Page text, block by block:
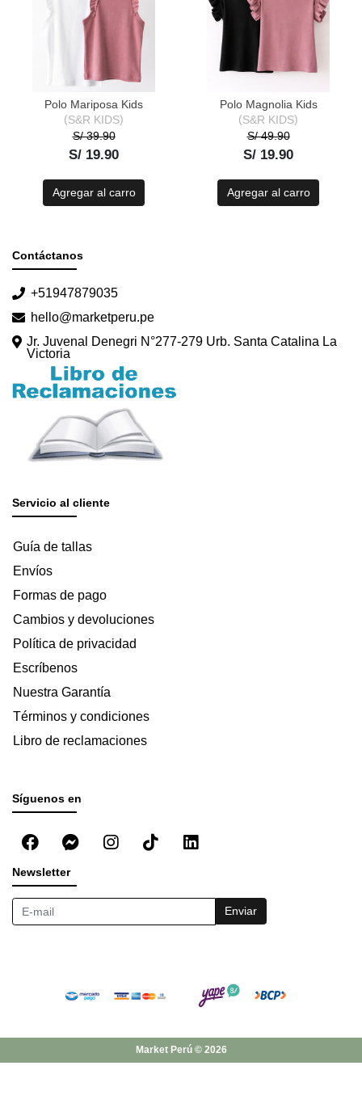
Polo Mariposa Kids
S&R KIDS
S/ 39.90
S/ 19.90
Agregar al carro
Polo Magnolia Kids
S&R KIDS
S/ 49.90
S/ 19.90
Agregar al carro
Contáctanos
+51947879035
hello@marketperu.pe
Jr. Juvenal Denegri N°277-279 Urb. Santa Catalina La
Victoria
Servicio al cliente
Guía de tallas
Envíos
Formas de pago
Cambios y devoluciones
Política de privacidad
Escríbenos
Nuestra Garantía
Términos y condiciones
Libro de reclamaciones
Síguenos en
Newsletter
Enviar
Market Perú © 2026